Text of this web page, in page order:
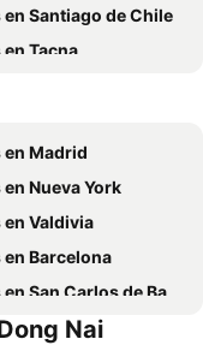
en Santiago de Chile
Tacna
Brasil
en Madrid
Nueva York
en Valdivia
en Barcelona
San Carlos de Bariloche
en PucónNai